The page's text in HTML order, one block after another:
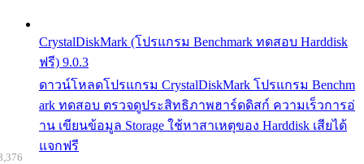
CrystalDiskMark (โปรแกรม Benchmark ทดสอบ Harddisk
ฟรี) 9.0.3
ดาวน์โหลดโปรแกรม CrystalDiskMark โปรแกรม Benchm
ark ทดสอบ ตรวจดูประสิทธิภาพฮาร์ดดิสก์ ความเร็วการอ่
าน เขียนข้อมูล Storage ใช้หาสาเหตุของ Harddisk เสียได้
แจกฟรี